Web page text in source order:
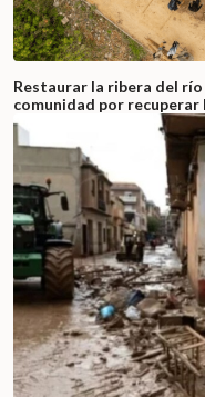
Restaurar la ribera del
comunidad por recuperar